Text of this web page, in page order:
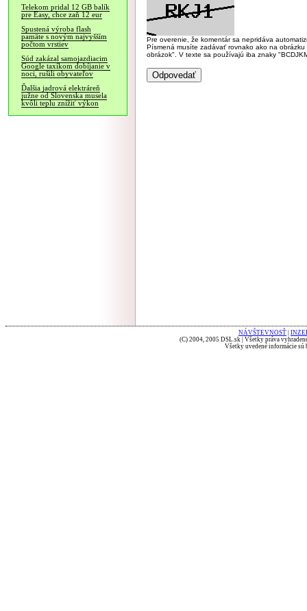
Telekom pridal 12 GB balík
pre Easy, chce zaň 12 eur
Spustená výroba flash
pamäte s novým najvyšším
počtom vrstiev
Súd zakázal samojazdiacim
Google taxíkom dobíjanie v
noci, rušili obyvateľov
Ďalšia jadrová elektráreň
južne od Slovenska musela
kvôli teplu znížiť výkon
Pre overenie, že komentár sa nepridáva
Písmená musíte zadávať rovnako ako na
obrázok". V texte sa používajú iba znaky
NÁVŠTEVNOSŤ
(C) 2004, 2005 DSL.sk | Všetky práva
Všetky uvedené informácie sú